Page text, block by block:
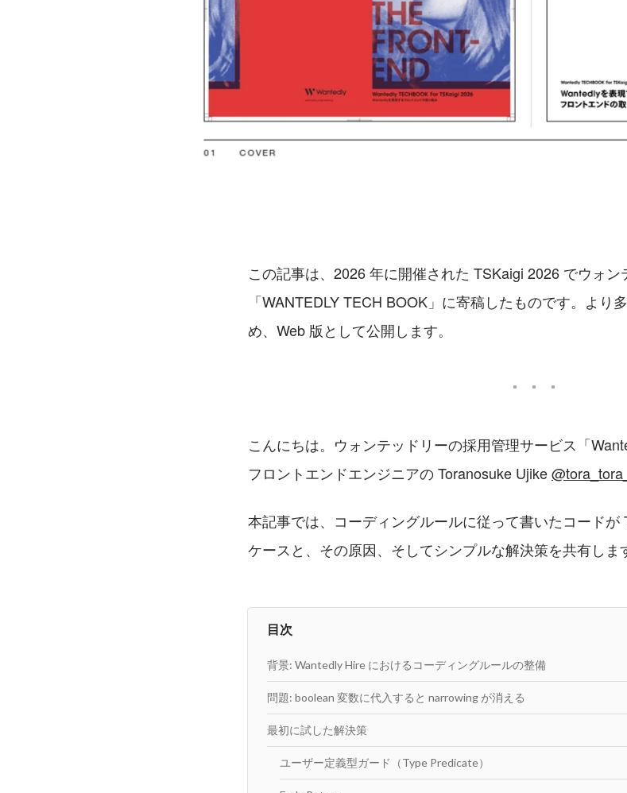
この記事は、2026 年に開催された TSKaigi 2026 でウォ
「WANTEDLY TECH BOOK」に寄稿したものです。より
め、Web 版として公開します。
こんにちは。ウォンテッドリーの採用管理サービス「
フロントエンドエンジニアの Toranosuke Ujike
本記事では、コーディングルールに従って書いたコードが
ケースと、その原因、そしてシンプルな解決策を共有しま
目次
背景: Wantedly Hire におけるコーディングルールの整備
問題: boolean 変数に代入すると narrowing が消える
最初に試した解決策
ユーザー定義型ガード（Type Predicate）